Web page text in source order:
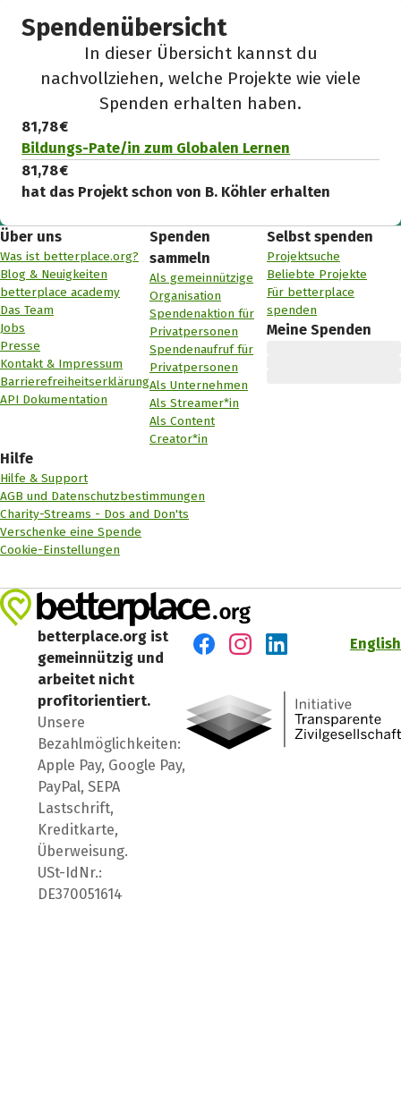
Spendenübersicht
In dieser Übersicht kannst du
nachvollziehen, welche Projekte wie viele
Spenden erhalten haben.
81,78 €
Bildungs-Pate/in zum Globalen Lernen
81,78 €
hat das Projekt schon von B. Köhler erhalten
Über uns
Was ist betterplace.org?
Blog & Neuigkeiten
betterplace academy
Das Team
Jobs
Presse
Kontakt & Impressum
Barrierefreiheitserklärung
API Dokumentation
Spenden
sammeln
Als gemeinnützige
Organisation
Spendenaktion für
Privatpersonen
Spendenaufruf für
Privatpersonen
Als Unternehmen
Als Streamer*in
Als Content
Creator*in
Selbst spenden
Projektsuche
Beliebte Projekte
Für betterplace
spenden
Meine Spenden
Hilfe
Hilfe & Support
AGB und Datenschutzbestimmungen
Charity-Streams - Dos and Don'ts
Verschenke eine Spende
Cookie-Einstellungen
betterplace.org ist
gemeinnützig und
arbeitet nicht
profitorientiert.
Unsere
Bezahlmöglichkeiten:
Apple Pay, Google Pay,
PayPal, SEPA
Lastschrift,
Kreditkarte,
Überweisung.
USt-IdNr.:
DE370051614
English